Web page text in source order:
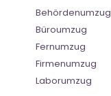
Behördenumzug
Büroumzug
Fernumzug
Firmenumzug
Laborumzug